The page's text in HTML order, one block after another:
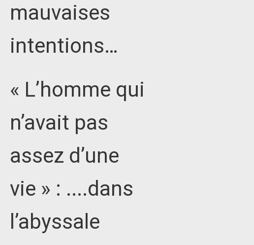
mauvaises
intentions…
« L’homme qui
n’avait pas
assez d’une
vie » : ....dans
l’abyssale